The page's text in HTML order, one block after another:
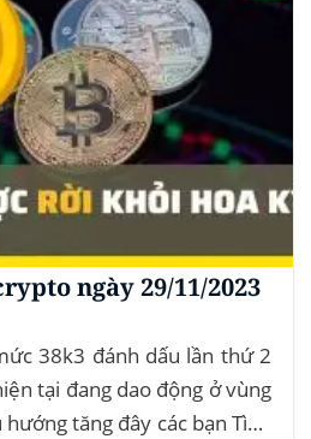
ngày 29/11/2023
38k3 đánh dấu lần thứ 2
tại đang dao động ở vùng
tăng đây các bạn Tình